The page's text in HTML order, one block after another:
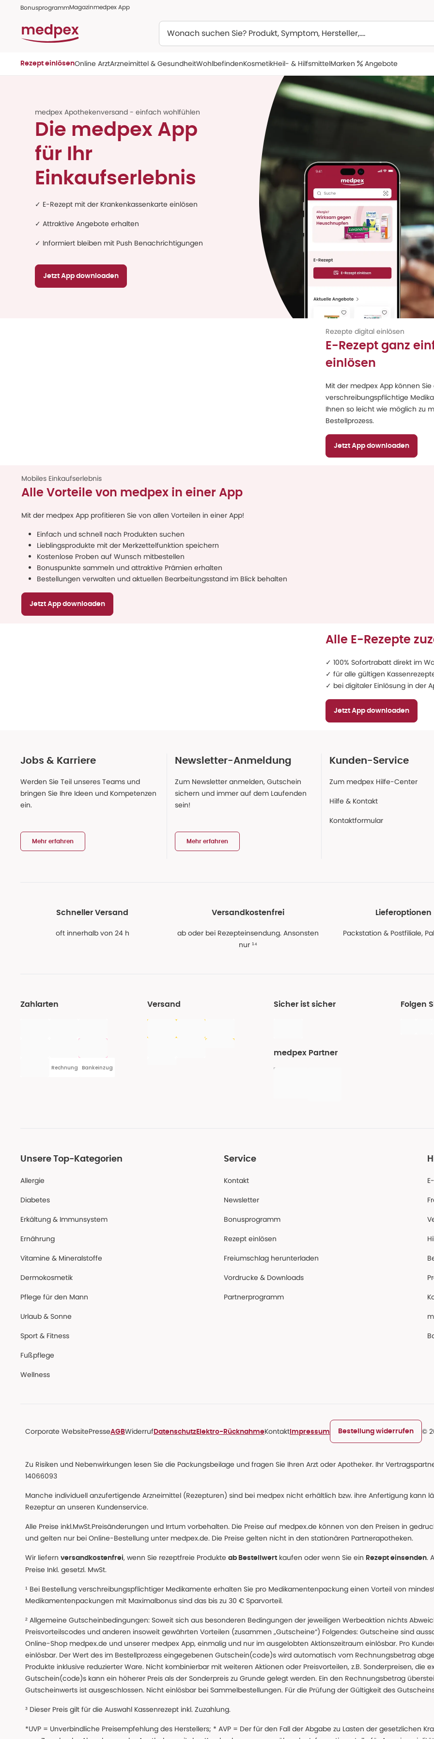
BonusprogrammMagazinmedpex App
Rezept einlösenOnline ArztArzneimittel & GesundheitWohlbefindenKosmetikHeil- & HilfsmittelMarken Angebote
medpex Apothekenversand - einfach wohlfühlen
Die medpex App
für Ihr
Einkaufserlebnis
✓ E-Rezept mit der Krankenkassenkarte einlösen
✓ Attraktive Angebote erhalten
✓ Informiert bleiben mit Push Benachrichtigungen
Jetzt App downloaden
Rezepte digital einlösen
E-Rezept ganz
einlösen
Mit der medpex App können
verschreibungspflichtige
Ihnen so leicht wie möglich zu
Bestellprozess.
Jetzt App downloaden
Mobiles Einkaufserlebnis
Alle Vorteile von medpex in einer App
Mit der medpex App profitieren Sie von allen Vorteilen in einer App!
Einfach und schnell nach Produkten suchen
Lieblingsprodukte mit der Merkzettelfunktion speichern
Kostenlose Proben auf Wunsch mitbestellen
Bonuspunkte sammeln und attraktive Prämien erhalten
Bestellungen verwalten und aktuellen Bearbeitungsstand im Blick behalten
Jetzt App downloaden
Alle E-Rezepte
✓ 100% Sofortrabatt direkt im
✓ für alle gültigen
✓ bei digitaler Einlösung in der
Jetzt App downloaden
Jobs & Karriere
Werden Sie Teil unseres Teams und
bringen Sie Ihre Ideen und Kompetenzen
ein.
Mehr erfahren
Newsletter-Anmeldung
Zum Newsletter anmelden, Gutschein
sichern und immer auf dem Laufenden
sein!
Mehr erfahren
Kunden-Service
Zum medpex Hilfe-Center
Hilfe & Kontakt
Kontaktformular
Schneller Versand
oft innerhalb von 24 h
Versandkostenfrei
ab oder bei Rezepteinsendung. Ansonsten
nur ¹⁴
Lieferoptionen
Packstation & Postfiliale,
Zahlarten
Rechnung Bankeinzug
Versand Sicher ist sicher
medpex Partner
Folgen
Unsere Top-Kategorien
Allergie
Diabetes
Erkältung & Immunsystem
Ernährung
Vitamine & Mineralstoffe
Dermokosmetik
Pflege für den Mann
Urlaub & Sonne
Sport & Fitness
Fußpflege
Wellness
Service
Kontakt
Newsletter
Bonusprogramm
Rezept einlösen
Freiumschlag herunterladen
Vordrucke & Downloads
Partnerprogramm
Corporate WebsitePresseAGBWiderruf Datenschutz Elektro-RücknahmeKontakt Impressum Bestellung widerrufen ©
Zu Risiken und Nebenwirkungen lesen Sie die Packungsbeilage und fragen Sie Ihren Arzt oder Apotheker. Ihr
14066093
Manche individuell anzufertigende Arzneimittel (Rezepturen) sind bei medpex nicht erhältlich bzw. ihre Anfertigung kann
Rezeptur an unseren Kundenservice.
Alle Preise inkl.MwSt.Preisänderungen und Irrtum vorbehalten. Die Preise auf medpex.de können von den Preisen in
und gelten nur bei Online-Bestellung unter medpex.de. Die Preise gelten nicht in den stationären Partnerapotheken.
Wir liefern versandkostenfrei, wenn Sie rezeptfreie Produkte ab Bestellwert kaufen oder wenn Sie ein Rezept einsenden.
Preise Inkl. gesetzl. MwSt.
¹ Bei Bestellung verschreibungspflichtiger Medikamente erhalten Sie pro Medikamentenpackung einen Vorteil von
Medikamentenpackungen mit Maximalbonus sind das bis zu 30 € Sparvorteil.
² Allgemeine Gutscheinbedingungen: Soweit sich aus besonderen Bedingungen der jeweiligen Werbeaktion nichts
Preisvorteilscodes und anderen insoweit gewährten Vorteilen (zusammen „Gutscheine“) Folgendes: Gutscheine sind
Online-Shop medpex.de und unserer medpex App, einmalig und nur im ausgelobten Aktionszeitraum einlösbar. Pro
einlösbar. Der Wert des im Bestellprozess eingegebenen Gutschein(code)s wird automatisch vom Rechnungsbetrag
Produkte inklusive reduzierter Ware. Nicht kombinierbar mit weiteren Aktionen oder Preisvorteilen, z.B. Sonderpreisen, die
Gutschein(code)s kann ein höherer Preis als der Sonderpreis zu Grunde gelegt werden. Ein den Rechnungsbetrag
Gutscheinwerts ist ausgeschlossen. Nicht einlösbar bei Sammelbestellungen. Für die Prüfung der Gültigkeit des
³ Dieser Preis gilt für die Auswahl Kassenrezept inkl. Zuzahlung.
*UVP = Unverbindliche Preisempfehlung des Herstellers; * AVP = Der für den Fall der Abgabe zu Lasten der gesetzlichen